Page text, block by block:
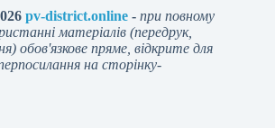
pv-district.online - при повному
матеріалів (передрук,
обов'язкове пряме, відкрите для
на сторінку-